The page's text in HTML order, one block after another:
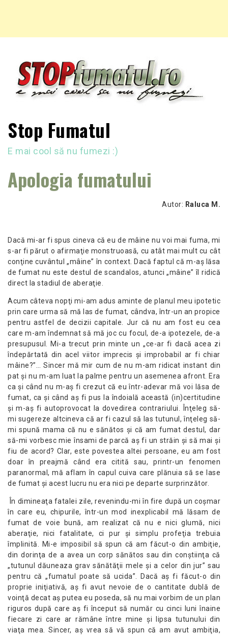
Stop Fumatul
E mai cool să nu fumezi :)
Apologia fumatului
Autor: Raluca M.
Dacă mi-ar fi spus cineva că eu de mâine nu voi mai fuma, mi
s-ar fi părut o afirmaţie monstruoasă, cu atât mai mult cu cât
conţine cuvântul „mâine” în context. Dacă faptul că m-aş lăsa
de fumat nu este destul de scandalos, atunci „mâine” îl ridică
direct la stadiul de aberaţie.
Acum câteva nopţi mi-am adus aminte de planul meu ipotetic
prin care urma să mă las de fumat, cândva, într-un an propice
pentru astfel de decizii capitale. Jur că nu am fost eu cea
care m-am îndemnat să mă joc cu focul, de-a ipotezele, de-a
presupusul. Mi-a trecut prin minte un „ce-ar fi dacă acea zi
îndepărtată din acel viitor imprecis şi improbabil ar fi chiar
mâine?”… Sincer mă mir cum de nu m-am ridicat instant din
pat şi nu m-am luat la palme pentru un asemenea afront. Era
ca şi când nu m-aş fi crezut că eu într-adevar mă voi lăsa de
fumat, ca şi când aş fi pus la îndoială această (in)certitudine
şi m-aş fi autoprovocat la dovedirea contrariului. Înţeleg să-
mi sugereze altcineva că ar fi cazul să las tutunul, înţeleg să-
mi spună mama că nu e sănătos şi că am fumat destul, dar
să-mi vorbesc mie însami de parcă aş fi un străin şi să mai şi
fiu de acord? Clar, este povestea altei persoane, eu am fost
doar în preajmă când era citită sau, printr-un fenomen
paranormal, mă aflam în capul cuiva care plănuia să se lase
de fumat şi acest lucru nu era nici pe departe surprinzător.
În dimineaţa fatalei zile, revenindu-mi în fire după un coşmar
în care eu, chipurile, într-un mod inexplicabil mă lăsam de
fumat de voie bună, am realizat că nu e nici glumă, nici
aberaţie, nici fatalitate, ci pur şi simplu profeţia trebuia
împlinită. Mi-e imposibil să spun că am făcut-o din ambiţie,
din dorinţa de a avea un corp sănătos sau din conştiinţa că
„tutunul dăuneaza grav sănătăţii mele şi a celor din jur” sau
pentru că „fumatul poate să ucida”. Dacă aş fi făcut-o din
proprie iniţiativă, aş fi avut nevoie de o cantitate dublă de
voinţă decat aş putea eu poseda, să nu mai vorbim de un plan
riguros după care aş fi început să număr cu cinci luni înaine
fiecare zi care ar rămâne între mine şi lipsa tutunului din
viaţa mea. Sincer, aş vrea să vă spun că am avut ambiţia,